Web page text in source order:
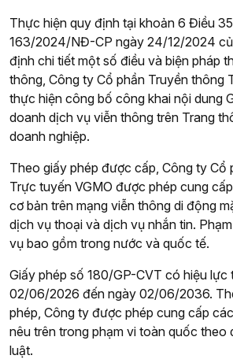
Thực hiện quy định tại khoản 6 Điều
163/2024/NĐ-CP ngày 24/12/2024
định chi tiết một số điều và biện pháp
thông, Công ty Cổ phần Truyền thông
thực hiện công bố công khai nội dung
doanh dịch vụ viễn thông trên Trang
doanh nghiệp.
Theo giấy phép được cấp, Công ty Cổ
Trực tuyến VGMO được phép cung
cơ bản trên mạng viễn thông di động
dịch vụ thoại và dịch vụ nhắn tin.
vụ bao gồm trong nước và quốc tế.
Giấy phép số 180/GP-CVT có hiệu lực
02/06/2026 đến ngày 02/06/2036.
phép, Công ty được phép cung cấp
nêu trên trong phạm vi toàn quốc theo
luật.